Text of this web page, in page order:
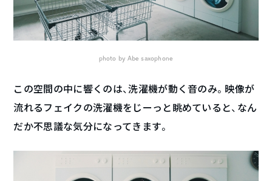
photo by Abe saxophone
この空間の中に響くのは、洗濯機が動く音のみ。映像が
流れるフェイクの洗濯機をじーっと眺めていると、なん
だか不思議な気分になってきます。